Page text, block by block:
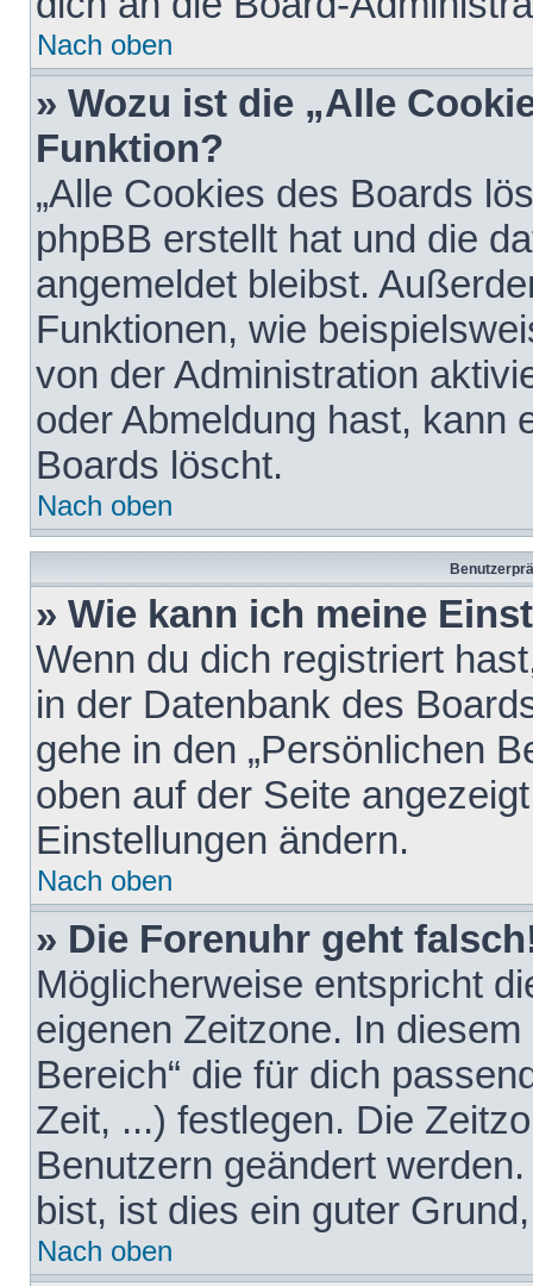
Nach oben
» Wozu ist die „Alle
Funktion?
„Alle Cookies des Boards
phpBB erstellt hat und die
angemeldet bleibst.
Funktionen, wie
von der Administration
oder Abmeldung hast, kann
Boards löscht.
Nach oben
» Wie kann ich meine
Wenn du dich registriert
in der Datenbank des
gehe in den „Persönlichen
oben auf der Seite
Einstellungen ändern.
Nach oben
» Die Forenuhr geht
Möglicherweise entspricht
eigenen Zeitzone. In
Bereich“ die für dich
Zeit, ...) festlegen. Die
Benutzern geändert
bist, ist dies ein guter
Nach oben